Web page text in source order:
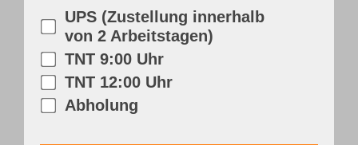
UPS (Zustellung innerhalb
von 2 Arbeitstagen)
TNT 9:00 Uhr
TNT 12:00 Uhr
Abholung